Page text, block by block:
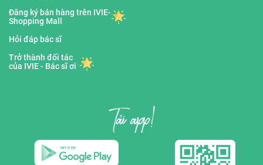
Đăng ký bán hàng trên IVIE-
Shopping Mall
Hỏi đáp bác sĩ
Trở thành đối tác
của IVIE - Bác sĩ ơi